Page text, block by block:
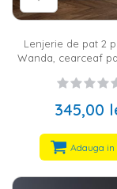
Lenjerie de pat 2
Wanda, cearceaf
fete perna 50x70
345,00
Adauga in